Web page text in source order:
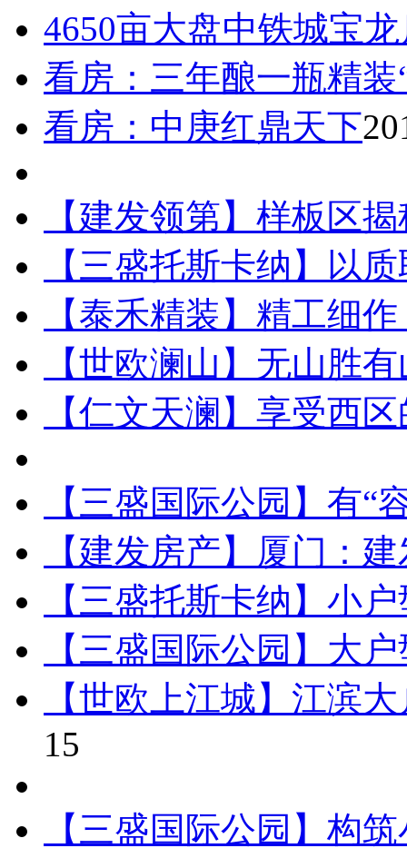
4650亩大盘中铁城宝
看房：三年酿一瓶精装
看房：中庚红鼎天下
【建发领第】样板区
【三盛托斯卡纳】以
【泰禾精装】精工细
【世欧澜山】无山胜
【仁文天澜】享受西
【三盛国际公园】有“
【建发房产】厦门：
【三盛托斯卡纳】小
【三盛国际公园】大
【世欧上江城】江滨
15
【三盛国际公园】构